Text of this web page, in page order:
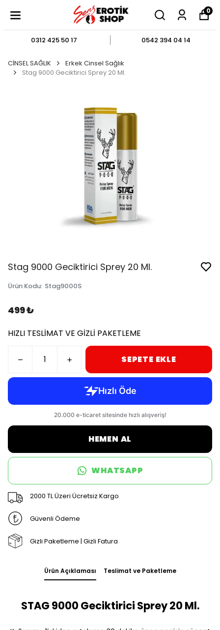
0
0312 425 50 17 0542 394 04 14
CİNSEL SAĞLIK
Erkek Cinsel Sağlık
Stag 9000 Geciktirici Sprey 20 Ml.
Stag 9000 Geciktirici Sprey 20 Ml.
Ürün Kodu: Stag9000S
499 ₺
HIZLI TESLİMAT VE GİZLİ PAKETLEME
SEPETE EKLE
HEMEN AL
WHATSAPP
2000 TL Üzeri Ücretsiz Kargo
Güvenli Ödeme
Gizli Paketleme | Gizli Fatura
Ürün Açıklaması Teslimat ve Paketleme
STAG 9000 Geciktirici Sprey 20 Ml.